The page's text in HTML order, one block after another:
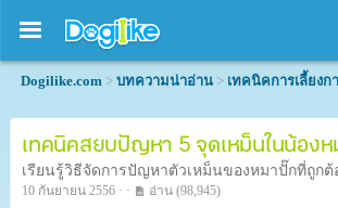
Dogilike.com > บทความน่าอ่าน > เทคนิคการเลี้ยงก
เทคนิคสยบปัญหา 5 จุดเหม็นในน้อง
เรียนรู้วิธีจัดการปัญหาตัวเหม็นของหมาปั๊กที่ถูกต้
10 กันยายน 2556 · · อ่าน (98,945)